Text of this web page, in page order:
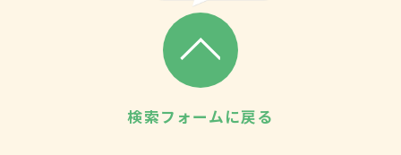
検索フォームに戻る